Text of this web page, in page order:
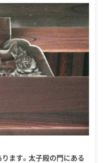
ます。太子殿の門にある